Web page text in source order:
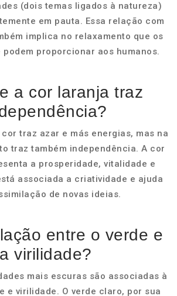
(dois temas ligados à natureza)
em pauta. Essa relação com
implica no relaxamento que os
podem proporcionar aos humanos.
a cor laranja traz
cor traz azar e más energias, mas na
traz também independência. A cor
a prosperidade, vitalidade e
associada a criatividade e ajuda
de novas ideias.
entre o verde e
a virilidade?
mais escuras são associadas à
e virilidade. O verde claro, por sua